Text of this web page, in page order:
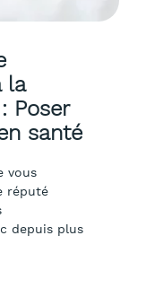
la
Poser
santé
vous
réputé
depuis plus